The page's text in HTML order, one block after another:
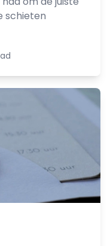
schieten